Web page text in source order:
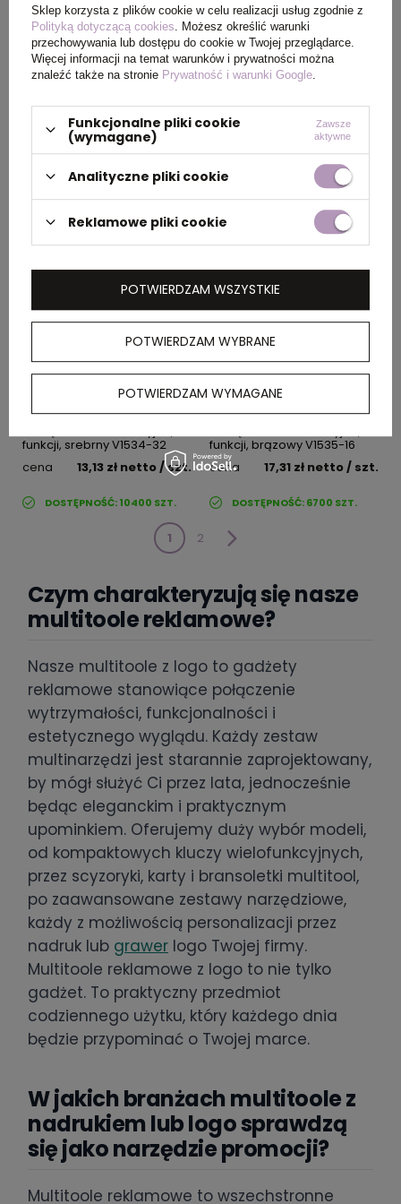
Narzędzie wielofunkcyjne
BARDI, czarny 29185-02
cena 7,65 złnetto/ szt.
Narzędzie wielofunkcyjne,
zestaw kluczy imbusowych,
6 funkcji | Diego, drewno
V1399-17
cena
netto / szt.
funkcji, srebrny V1534-32
cena
13,13 zł netto/ szt.
DOSTĘPNOŚĆ:10400 SZT.
funkcji, brązowy V1535-16
cena
17,31 zł netto/ szt.
DOSTĘPNOŚĆ:6700 SZT.
1 2
Czym charakteryzują się nasze
multitoole reklamowe?
Nasze multitoole z logo to gadżety
reklamowe stanowiące połączenie
wytrzymałości, funkcjonalności i
estetycznego wyglądu. Każdy zestaw
multinarzędzi jest starannie zaprojektowany,
by mógł służyć Ci przez lata, jednocześnie
będąc eleganckim i praktycznym
upominkiem. Oferujemy duży wybór modeli,
od kompaktowych kluczy wielofunkcyjnych,
przez scyzoryki, karty i bransoletki multitool,
po zaawansowane zestawy narzędziowe,
każdy z możliwością personalizacji przez
nadruk lub grawer logo Twojej firmy.
Multitoole reklamowe z logo to nie tylko
gadżet. To praktyczny przedmiot
codziennego użytku, który każdego dnia
będzie przypominać o Twojej marce.
W jakich branżach multitoole z
nadrukiem lub logo sprawdzą
się jako narzędzie promocji?
Multitoole reklamowe to wszechstronne
Sklep korzysta z plików cookie w celu realizacji usług zgodnie z
Polityką dotyczącą cookies . Możesz określić warunki
przechowywania lub dostępu do cookie w Twojej przeglądarce.
Więcej informacji na temat warunków i prywatności można
znaleźć także na stronie Prywatność i warunki Google
Funkcjonalne pliki cookie
(wymagane)
Zawsze
aktywne
Analityczne pliki cookie
Reklamowe pliki cookie
POTWIERDZAM WYBRANE
POTWIERDZAM WYMAGANE
POTWIERDZAM WSZYSTKIE